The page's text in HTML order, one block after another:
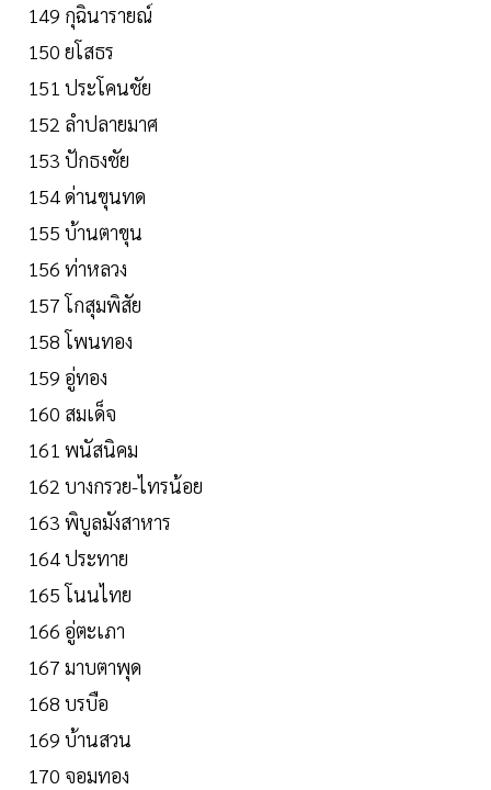
149 กุฉินารายณ์
150 ยโสธร
151 ประโคนชัย
152 ลำปลายมาศ
153 ปักธงชัย
154 ด่านขุนทด
155 บ้านตาขุน
156 ท่าหลวง
157 โกสุมพิสัย
158 โพนทอง
159 อู่ทอง
160 สมเด็จ
161 พนัสนิคม
162 บางกรวย-ไทรน้อย
163 พิบูลมังสาหาร
164 ประทาย
165 โนนไทย
166 อู่ตะเภา
167 มาบตาพุด
168 บรบือ
169 บ้านสวน
170 จอมทอง